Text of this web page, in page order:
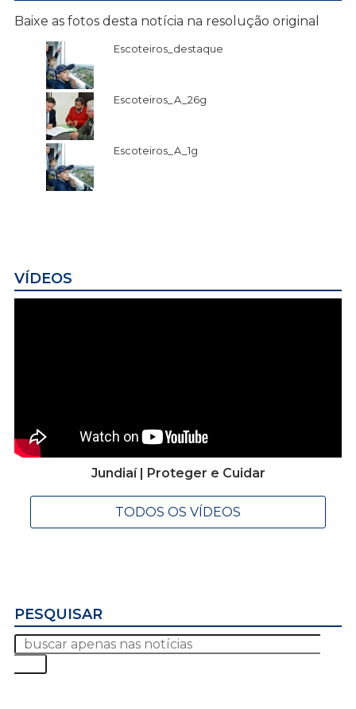
Baixe as fotos desta notícia na resolução original
Escoteiros_destaque
Escoteiros_A_26g
Escoteiros_A_1g
VÍDEOS
Jundiaí | Proteger e Cuidar
TODOS OS VÍDEOS
PESQUISAR